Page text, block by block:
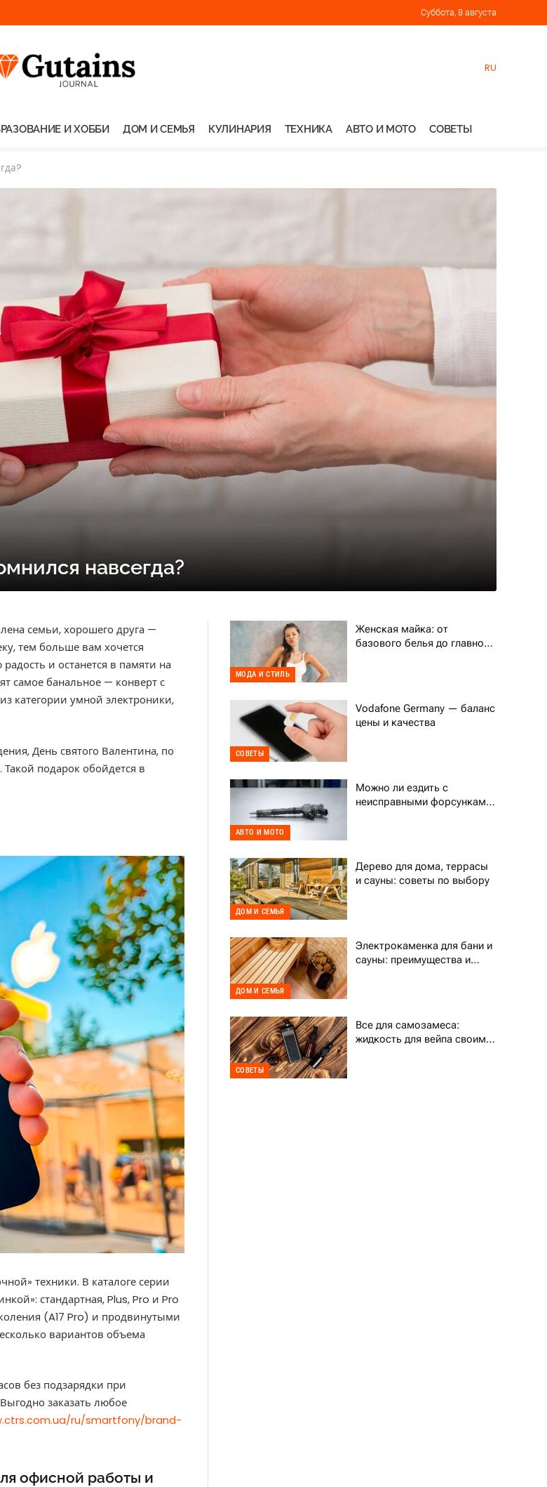
Суббота, 8 августа
RU
И ХОББИ ДОМ И СЕМЬЯ КУЛИНАРИЯ ТЕХНИКА АВТО И МОТО СОВЕТЫ
навсегда?
семьи, хорошего друга —
тем больше вам хочется
и останется в памяти на
самое банальное — конверт с
категории умной электроники,
День святого Валентина, по
подарок обойдется в
техники. В каталоге серии
стандартная, Plus, Pro и Pro
(A17 Pro) и продвинутыми
вариантов объема
без подзарядки при
заказать любое
ru/smartfony/brand-
офисной работы и
МОДА И СТИЛЬ
Женская майка: от
базового белья до главного
СОВЕТЫ
Vodafone Germany — баланс
цены и качества
АВТО И МОТО
Можно ли ездить с
неисправными форсунками
ДОМ И СЕМЬЯ
Дерево для дома, террасы
и сауны: советы по выбору
ДОМ И СЕМЬЯ
Электрокаменка для бани и
сауны: преимущества и
СОВЕТЫ
Все для самозамеса:
жидкость для вейпа своими